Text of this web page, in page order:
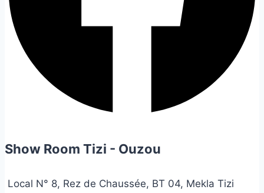
Show Room Tizi - Ouzou
Local N° 8, Rez de Chaussée, BT 04, Mekla Tizi